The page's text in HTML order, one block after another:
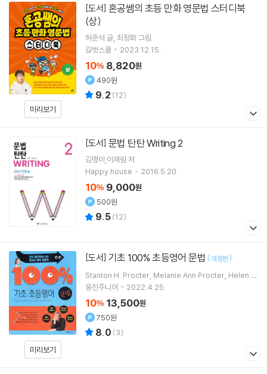
미리보기
[도서]
(상)
허준석 글 최정화그림
길벗스쿨
2023.12.15.
10% 8,820원
490원
9.2 (12)
[도서] 문법 탄탄 Writing 2
김명이,이재림 저
Happy house
2016.5.20.
10% 9,000원
500원
9.5(12)
미리보기
[도서] 기초 100% 초등영어 문법 [개정판]
Stanton H. Procter Melanie Ann Procter Helen K
won 조현희 글 외 2명
웅진주니어 2022.4.25.
10% 13,500원
750원
8.0 (3)